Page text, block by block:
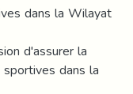
dans la Wilayat
d'assurer la
dans la